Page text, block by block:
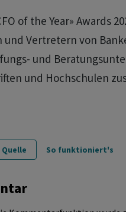
of the Year» Awards
Vertretern von
und
und Hochschulen
So funktioniert's